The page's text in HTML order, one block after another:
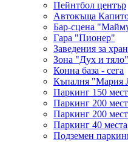
Пейнтбол център
Автокъща
Бар-сцена
Гара "Пионер"
Заведения за
Зона "Дух и тяло"
Конна база - сега
Къпалня "Мария
Паркинг 150
Паркинг 200
Паркинг 200
Паркинг 40 места
Подземен